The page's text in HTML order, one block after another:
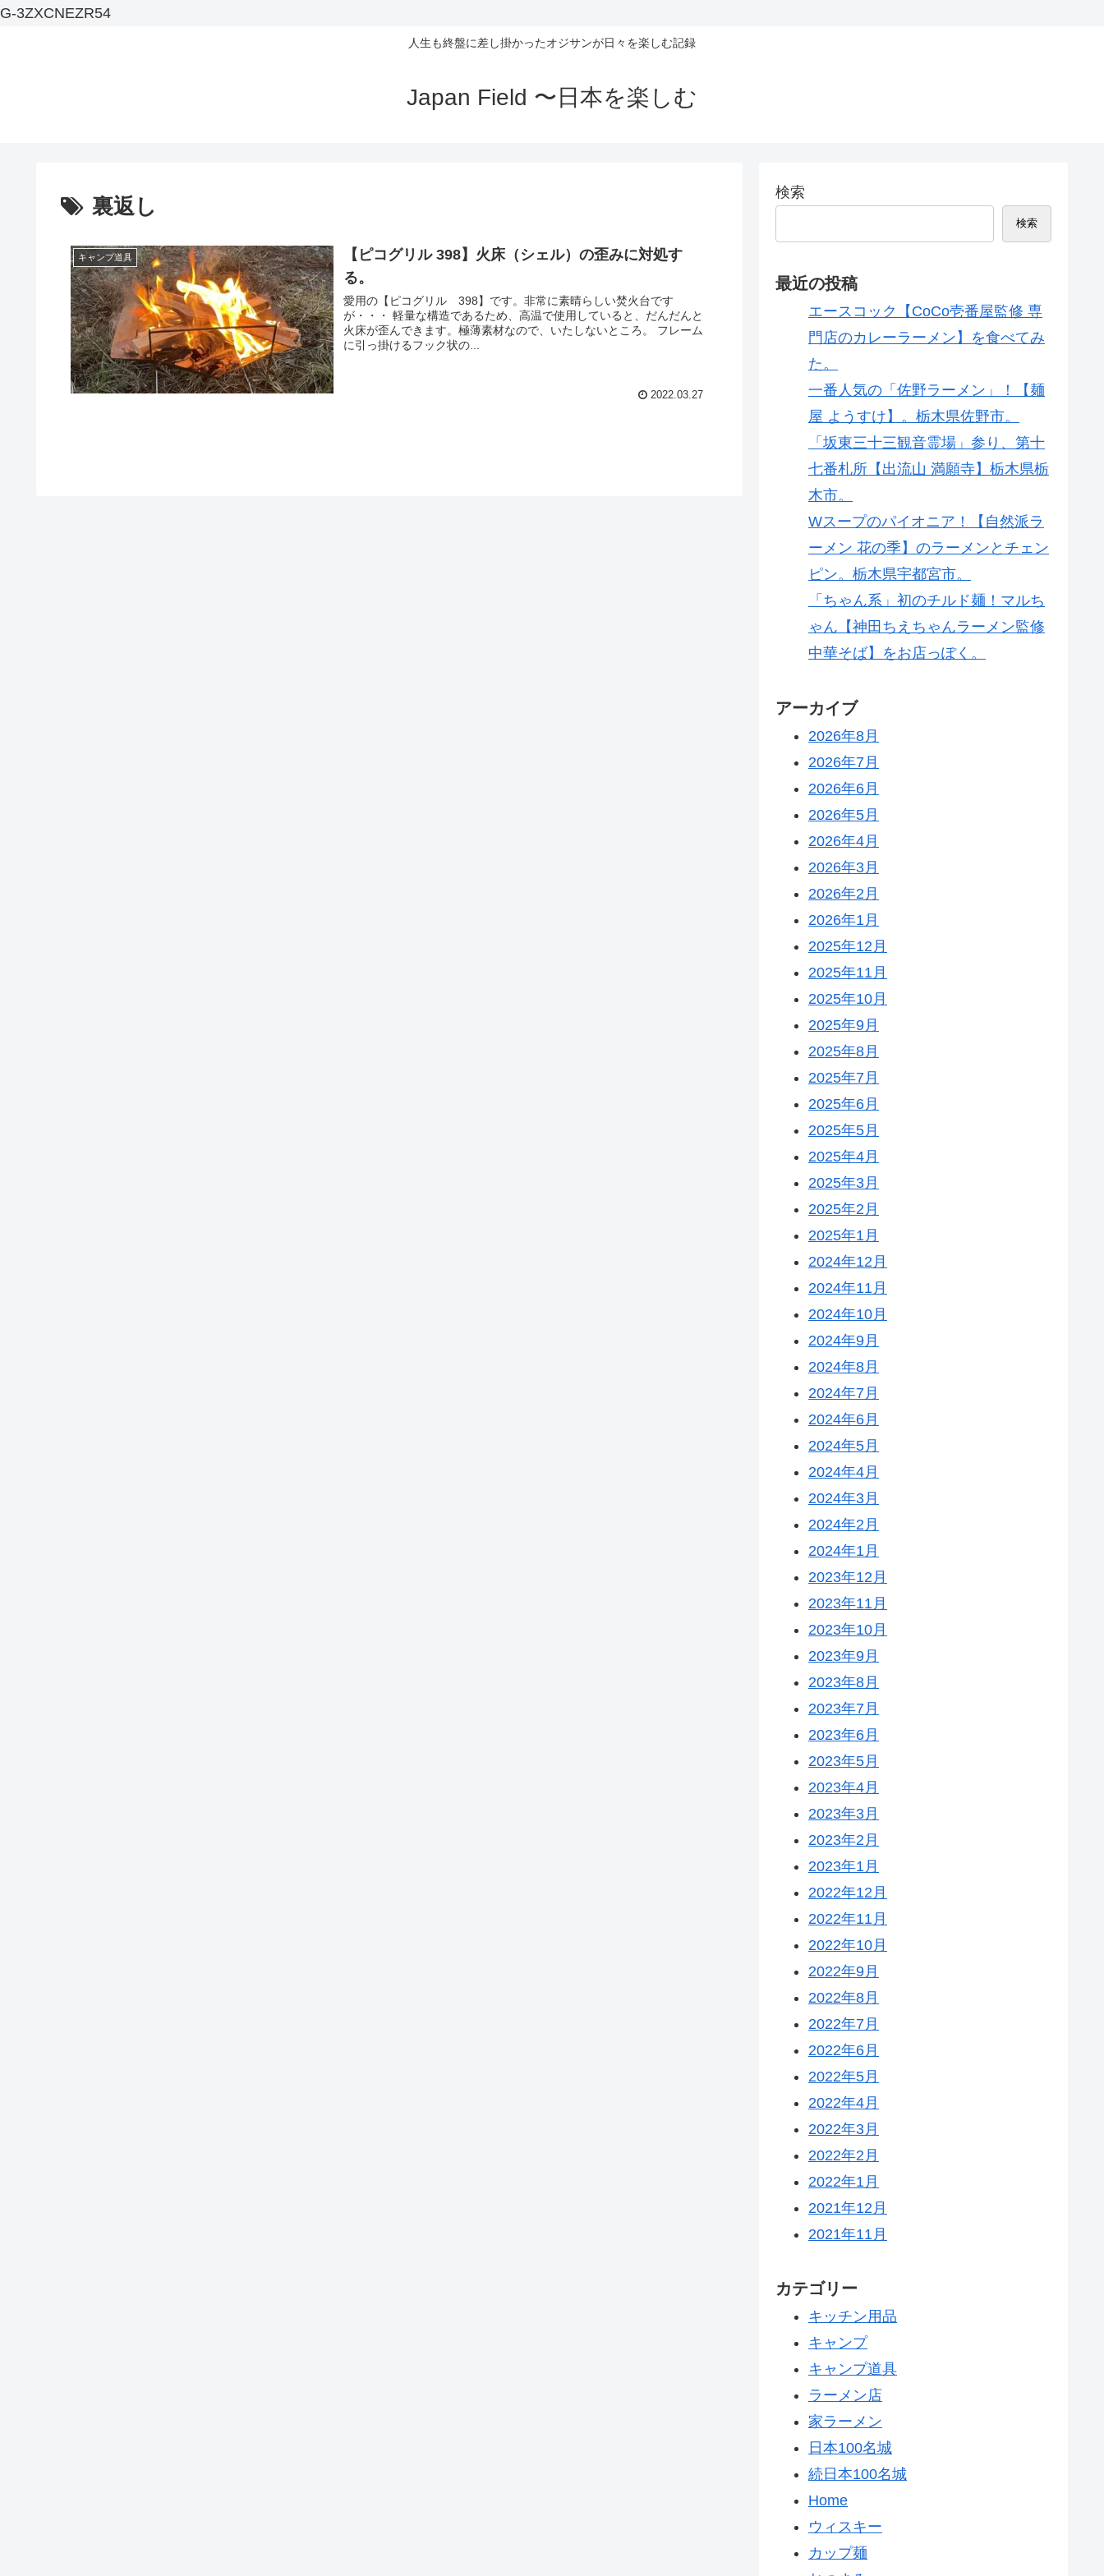
G-3ZXCNEZR54
人生も終盤に差し掛かったオジサンが日々を楽しむ記録
Japan Field 〜日本を楽しむ
裏返し
キャンプ道具
【ピコグリル 398】火床（シェル）の歪みに対処す
る。
愛用の【ピコグリル 398】です。非常に素晴らしい焚火台です
が・・・ 軽量な構造であるため、高温で使用していると、だんだんと
火床が歪んできます。極薄素材なので、いたしないところ。 フレーム
に引っ掛けるフック状の...
2022.03.27
検索
検索
最近の投稿
エースコック【CoCo壱番屋監修 専
門店のカレーラーメン】を食べてみ
た。
一番人気の「佐野ラーメン」！【麺
屋 ようすけ】。栃木県佐野市。
「坂東三十三観音霊場」参り、第十
七番札所【出流山 満願寺】栃木県栃
木市。
Wスープのパイオニア！【自然派ラ
ーメン 花の季】のラーメンとチェン
ピン。栃木県宇都宮市。
「ちゃん系」初のチルド麺！マルち
ゃん【神田ちえちゃんラーメン監修
中華そば】をお店っぽく。
アーカイブ
2026年8月
2026年7月
2026年6月
2026年5月
2026年4月
2026年3月
2026年2月
2026年1月
2025年12月
2025年11月
2025年10月
2025年9月
2025年8月
2025年7月
2025年6月
2025年5月
2025年4月
2025年3月
2025年2月
2025年1月
2024年12月
2024年11月
2024年10月
2024年9月
2024年8月
2024年7月
2024年6月
2024年5月
2024年4月
2024年3月
2024年2月
2024年1月
2023年12月
2023年11月
2023年10月
2023年9月
2023年8月
2023年7月
2023年6月
2023年5月
2023年4月
2023年3月
2023年2月
2023年1月
2022年12月
2022年11月
2022年10月
2022年9月
2022年8月
2022年7月
2022年6月
2022年5月
2022年4月
2022年3月
2022年2月
2022年1月
2021年12月
2021年11月
カテゴリー
キッチン用品
キャンプ
キャンプ道具
ラーメン店
家ラーメン
日本100名城
続日本100名城
Home
ウィスキー
カップ麺